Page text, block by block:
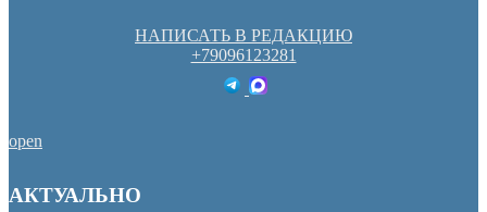
НАПИСАТЬ В РЕДАКЦИЮ
+79096123281
open
АКТУАЛЬНО